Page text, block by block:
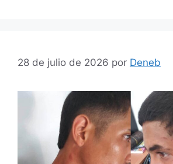
28 de julio de 2026 por Deneb